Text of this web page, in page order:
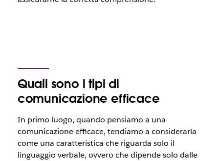
Quali sono i tipi di
comunicazione efficace
In primo luogo, quando pensiamo a una
comunicazione efficace, tendiamo a considerarla
come una caratteristica che riguarda solo il
linguaggio verbale, ovvero che dipende solo dalle